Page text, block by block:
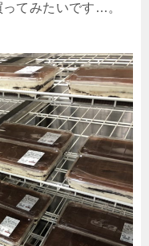
てみたいです…。